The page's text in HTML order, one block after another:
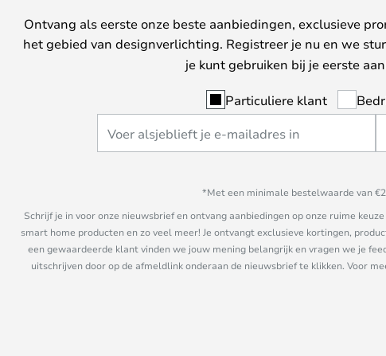
Ontvang als eerste onze beste aanbiedingen, exclusieve
het gebied van designverlichting. Registreer je nu en we
je kunt gebruiken bij je eerste
Particuliere klant
*Met een minimale bestelwaarde van
Schrijf je in voor onze nieuwsbrief en ontvang aanbiedingen op onze ruime
smart home producten en zo veel meer! Je ontvangt exclusieve kortingen,
een gewaardeerde klant vinden we jouw mening belangrijk en vragen we je
uitschrijven door op de afmeldlink onderaan de nieuwsbrief te klikken. Voor